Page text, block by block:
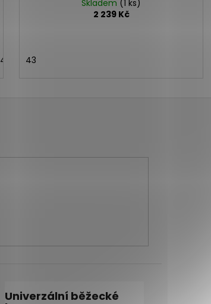
41,5
Skladem (1 ks)
2 239 Kč
43
Univerzální běžecké